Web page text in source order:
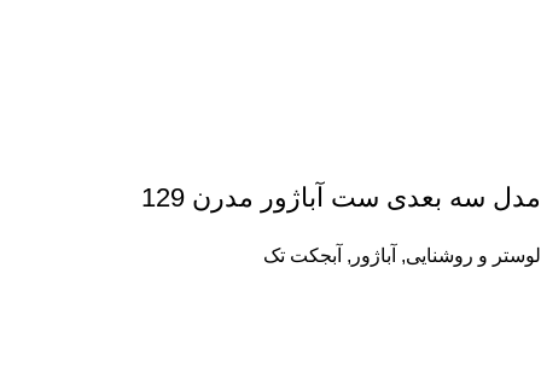
مدل سه بعدی ست آباژور مدرن 129
لوستر و روشنایی, آباژور , آبجکت تک